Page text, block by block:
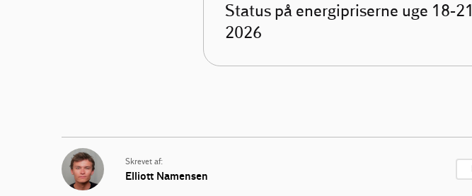
Status på energipriserne uge 18-21
2026
Skrevet af:
Elliott Namensen